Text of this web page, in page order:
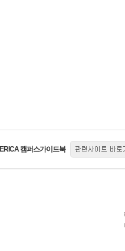
ERICA 캠퍼스가이드북
관련사이트
토글